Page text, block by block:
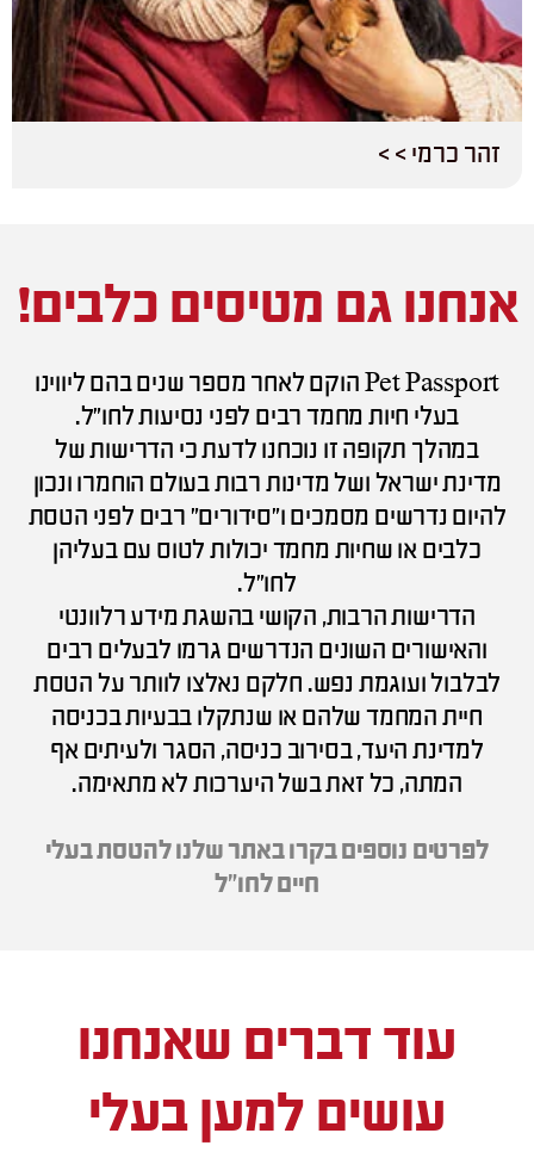
זהר כרמי > >
אנחנו גם מטיסים כלבים!
Pet Passport הוקם לאחר מספר שנים בהם ליווינו
בעלי חיות מחמד רבים לפני נסיעות לחו”ל.
במהלך תקופה זו נוכחנו לדעת כי הדרישות של
מדינת ישראל ושל מדינות רבות בעולם הוחמרו ונכון
להיום נדרשים מסמכים ו”סידורים” רבים לפני הטסת
כלבים או שחיות מחמד יכולות לטוס עם בעליהן
לחו”ל.
הדרישות הרבות, הקושי בהשגת מידע רלוונטי
והאישורים השונים הנדרשים גרמו לבעלים רבים
לבלבול ועוגמת נפש. חלקם נאלצו לוותר על הטסת
חיית המחמד שלהם או שנתקלו בבעיות בכניסה
למדינת היעד, בסירוב כניסה, הסגר ולעיתים אף
המתה, כל זאת בשל היערכות לא מתאימה.
לפרטים נוספים בקרו באתר שלנו להטסת בעלי
חיים לחו”ל
עוד דברים שאנחנו
עושים למען בעלי